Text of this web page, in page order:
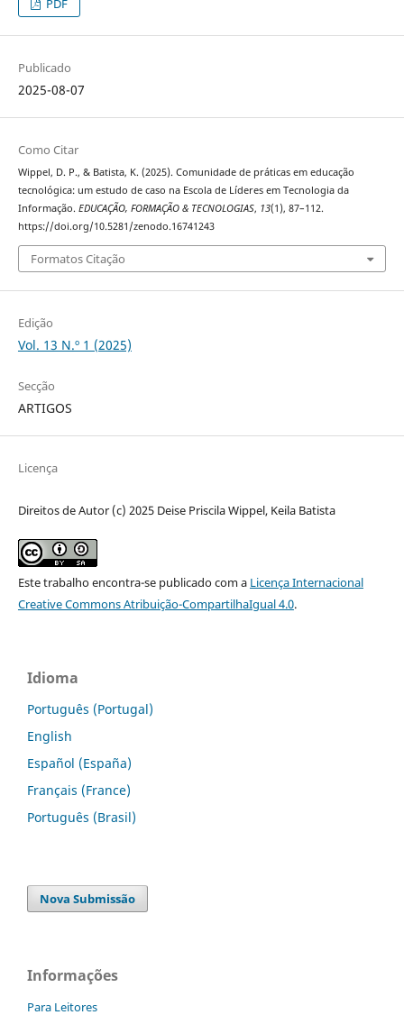
PDF
Publicado
2025-08-07
Como Citar
Wippel, D. P., & Batista, K. (2025). Comunidade de práticas em educação
tecnológica: um estudo de caso na Escola de Líderes em Tecnologia da
Informação. EDUCAÇÃO, FORMAÇÃO & TECNOLOGIAS, 13(1), 87–112.
https://doi.org/10.5281/zenodo.16741243
Formatos Citação
Edição
Vol. 13 N.º 1 (2025)
Secção
ARTIGOS
Licença
Direitos de Autor (c) 2025 Deise Priscila Wippel, Keila Batista
Este trabalho encontra-se publicado com a Licença Internacional
Creative Commons Atribuição-CompartilhaIgual 4.0.
Idioma
Português (Portugal)
English
Español (España)
Français (France)
Português (Brasil)
Nova Submissão
Informações
Para Leitores